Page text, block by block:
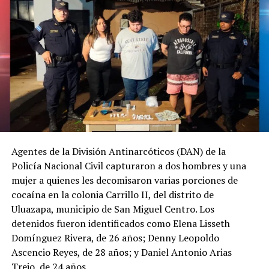
Agentes de la División Antinarcóticos (DAN) de la
Policía Nacional Civil capturaron a dos hombres y una
mujer a quienes les decomisaron varias porciones de
cocaína en la colonia Carrillo II, del distrito de
Uluazapa, municipio de San Miguel Centro. Los
detenidos fueron identificados como Elena Lisseth
Domínguez Rivera, de 26 años; Denny Leopoldo
Ascencio Reyes, de 28 años; y Daniel Antonio Arias